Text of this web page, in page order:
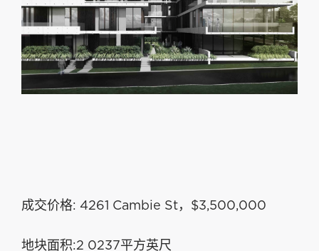
成交价格: 4261 Cambie St，$3,500,000
地块面积:2 0237平方英尺